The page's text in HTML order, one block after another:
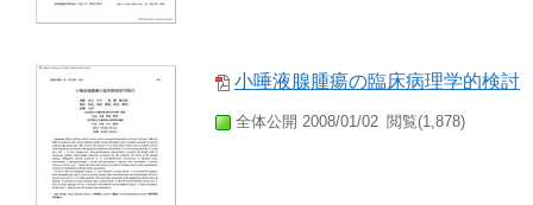
小唾液腺腫瘍の臨床病理学的検討
全体公開 2008/01/02 閲覧(1,878)